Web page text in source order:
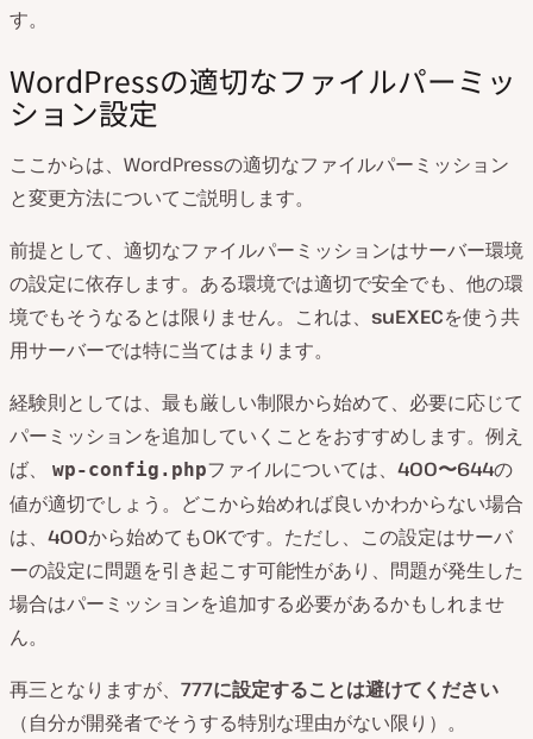
す。
WordPressの適切なファイルパーミッ
ション設定
ここからは、WordPressの適切なファイルパーミッション
と変更方法についてご説明します。
前提として、適切なファイルパーミッションはサーバー環境
の設定に依存します。ある環境では適切で安全でも、他の環
境でもそうなるとは限りません。これは、 suEXECを使う共
用サーバーでは特に当てはまります。
経験則としては、最も厳しい制限から始めて、必要に応じて
パーミッションを追加していくことをおすすめします。例え
ば、 wp-config.phpファイルについては、 400〜644の
値が適切でしょう。どこから始めれば良いかわからない場合
は、 400から始めてもOKです。ただし、この設定はサーバ
ーの設定に問題を引き起こす可能性があり、問題が発生した
場合はパーミッションを追加する必要があるかもしれませ
ん。
再三となりますが、 777に設定することは避けてください
（自分が開発者でそうする特別な理由がない限り）。